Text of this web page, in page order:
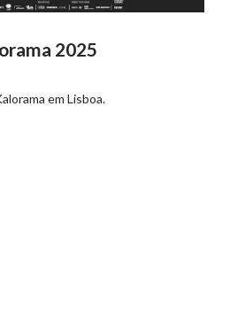
2025
em Lisboa.